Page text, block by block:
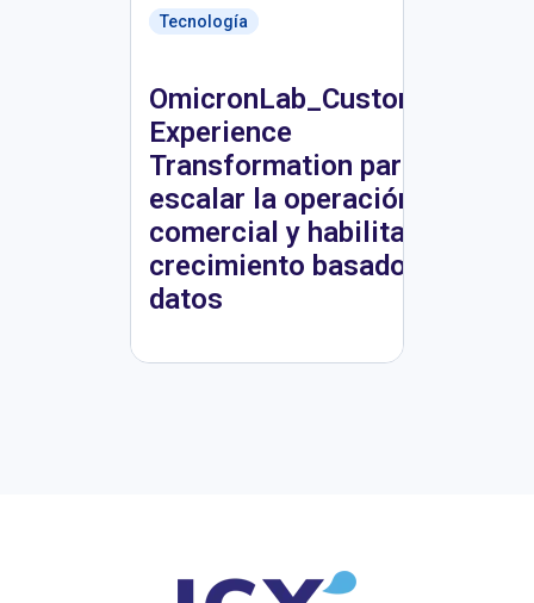
Tecnología
OmicronLab_Customer
Experience
Transformation para
escalar la operación
comercial y habilitar
crecimiento basado en
datos